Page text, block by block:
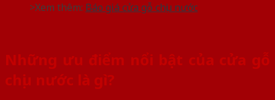
>Xem thêm: Báo giá cửa gỗ chịu nước
Những ưu điểm nổi bật của cửa gỗ
chịu nước là gì?